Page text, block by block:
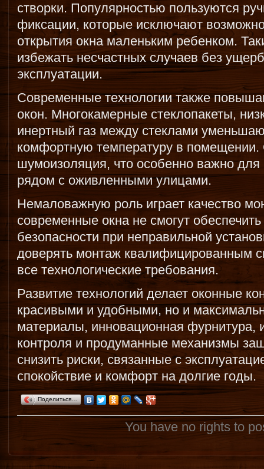
створки. Популярностью пользуются
фиксации, которые исключают
открытия окна маленьким ребенком.
избежать несчастных случаев без
эксплуатации.
Современные технологии также
окон. Многокамерные стеклопакеты,
инертный газ между стеклами
комфортную температуру в
шумоизоляция, что особенно важно
рядом с оживленными улицами.
Немаловажную роль играет качество
современные окна не смогут
безопасности при неправильной
доверять монтаж квалифицированным
все технологические требования.
Развитие технологий делает оконные
красивыми и удобными, но и
материалы, инновационная фурнитура,
контроля и продуманные механизмы
снизить риски, связанные с
спокойствие и комфорт на долгие годы.
Поделиться…
You have no rights to